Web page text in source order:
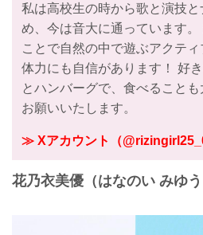
私は高校生の時から歌と演技
め、今は音大に通っています
ことで自然の中で遊ぶアクティ
体力にも自信があります！ 好
とハンバーグで、食べることも
お願いいたします。
≫ Xアカウント（
花乃衣美優（はなのい みゆう